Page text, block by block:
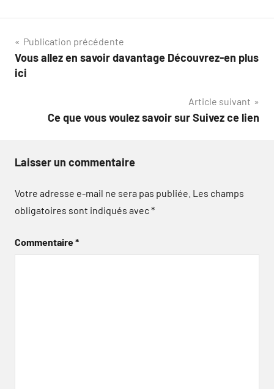
Navigation
de
Publication précédente
Vous allez en savoir davantage Découvrez-en plus
ici
Article suivant
Ce que vous voulez savoir sur Suivez ce lien
Laisser un commentaire
Votre adresse e-mail ne sera pas publiée. Les champs
obligatoires sont indiqués avec*
Commentaire*